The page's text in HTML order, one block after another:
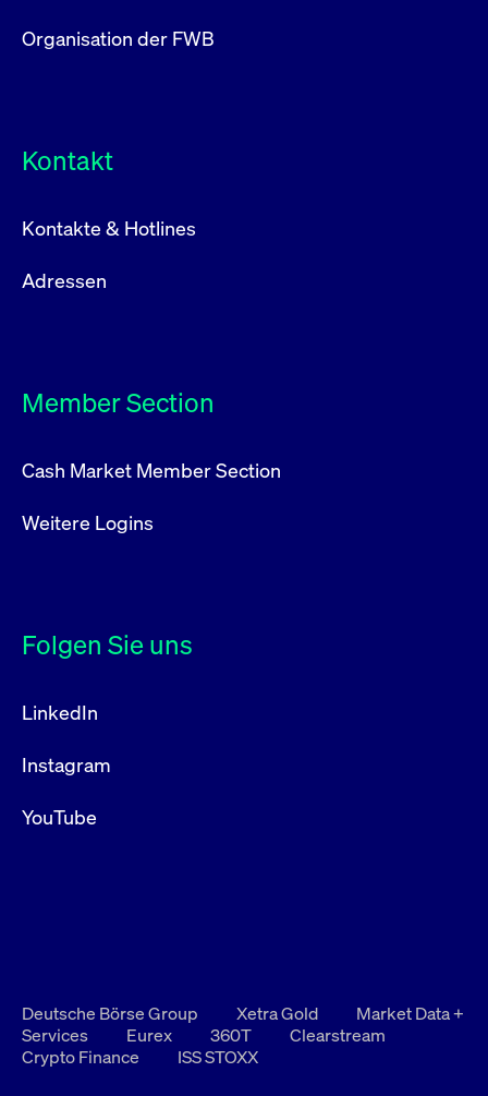
Organisation der FWB
Kontakt
Kontakte & Hotlines
Adressen
Member Section
Cash Market Member Section
Weitere Logins
Folgen Sie uns
LinkedIn
Instagram
YouTube
Deutsche Börse Group Xetra Gold
Market Data +
Services
Eurex 360T
Clearstream
Crypto Finance
ISS STOXX